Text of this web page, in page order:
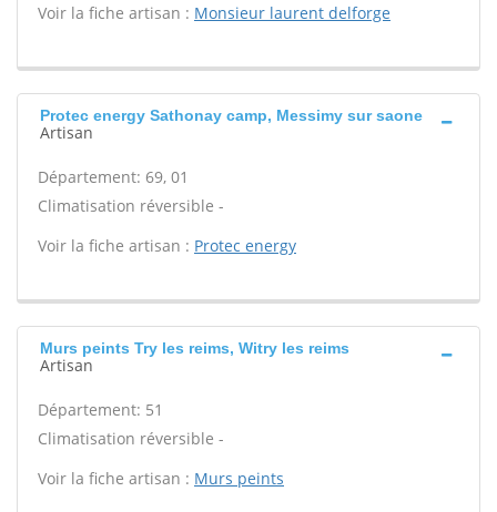
Voir la fiche artisan : Monsieur laurent delforge
Protec energy Sathonay camp, Messimy sur saone
Artisan
Département: 69, 01
Climatisation réversible -
Voir la fiche artisan : Protec energy
Murs peints Try les reims, Witry les reims
Artisan
Département: 51
Climatisation réversible -
Voir la fiche artisan : Murs peints